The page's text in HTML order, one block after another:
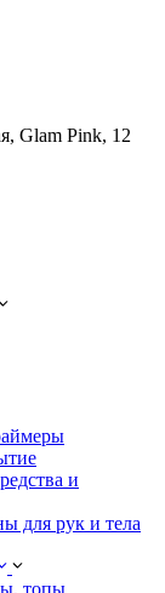
Glam Pink, 12
и
для рук и тела
топы